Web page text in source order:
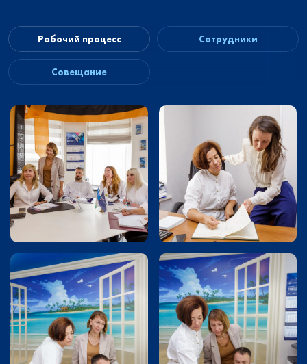
Рабочий процесс Сотрудники
Совещание